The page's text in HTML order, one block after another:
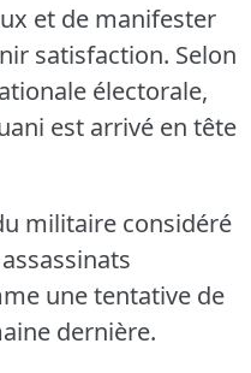
et de manifester
satisfaction. Selon
électorale,
est arrivé en tête
militaire considéré
une tentative de
dernière.